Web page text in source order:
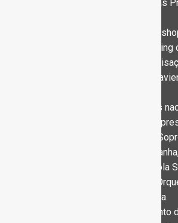
Jean Yves Fourmeau, Nicolas
Participou também em
improvisação e Sound Painting
Choiselat (vibrafone,
Soundpainting Orchestra),
Vencedor de vários prémios
internacionais, também se
solista com a Camerata de
Dionísio em Portugal e
Orquestra Sinfónica da Escola
Música de Lisboa e com a
Sinfonieta de Chieri, em Itália.
Dedicado ao desenvolvimento